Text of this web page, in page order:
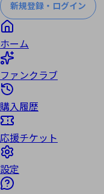
新規登録・ログイン
ホーム
ファンクラブ
購入履歴
応援チケット
設定